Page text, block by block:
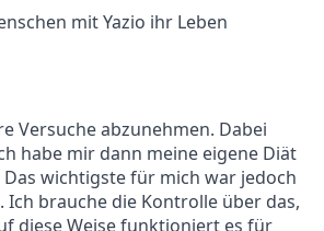
mit Yazio ihr Leben
Versuche abzunehmen. Dabei
habe mir dann meine eigene Diät
wichtigste für mich war jedoch
Ich brauche die Kontrolle über das,
diese Weise funktioniert es für